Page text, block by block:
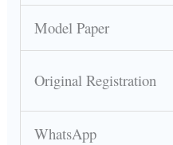
Model Paper
Original Registration
WhatsApp